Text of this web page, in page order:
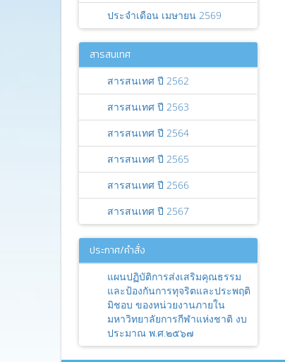
ประจำเดือน เมษายน 2569
สารสนเทศ
สารสนเทศ ปี 2562
สารสนเทศ ปี 2563
สารสนเทศ ปี 2564
สารสนเทศ ปี 2565
สารสนเทศ ปี 2566
สารสนเทศ ปี 2567
ประกาศ/คำสั่ง
แผนปฏิบัติการส่งเสริมคุณธรรม
และป้องกันการทุจริตและประพฤติ
มิชอบ ของหน่วยงานภายใน
มหาวิทยาลัยการกีฬาแห่งชาติ งบ
ประมาณ พ.ศ.๒๕๖๗